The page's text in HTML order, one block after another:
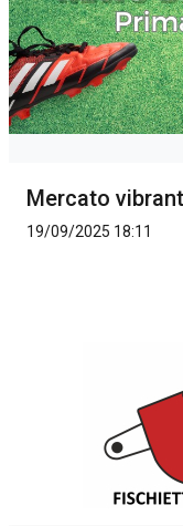
Mercato
19/09/2025 18:11